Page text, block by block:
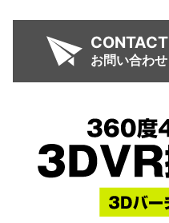
CONTACT
お問い合わせ